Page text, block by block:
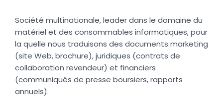
Société multinationale, leader dans le domaine du
matériel et des consommables informatiques, pour
la quelle nous traduisons des documents marketing
(site Web, brochure), juridiques (contrats de
collaboration revendeur) et financiers
(communiqués de presse boursiers, rapports
annuels).